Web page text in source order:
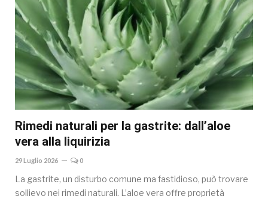
Rimedi naturali per la gastrite: dall’aloe
vera alla liquirizia
29 Luglio 2026 0
La gastrite, un disturbo comune ma fastidioso, può trovare
sollievo nei rimedi naturali. L’aloe vera offre proprietà